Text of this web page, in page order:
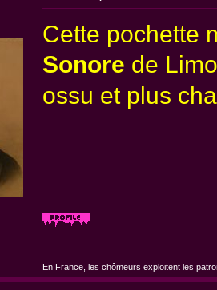
Cette pochette
Sonore de
ossu et plus
En France, les chômeurs exploitent les